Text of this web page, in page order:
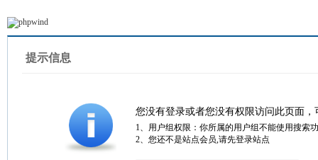
提示信息
您没有登录或者您没有权限访问此页面
1、用户组权限：你所属的用户组不能使用搜索
2、您还不是站点会员,请先登录站点